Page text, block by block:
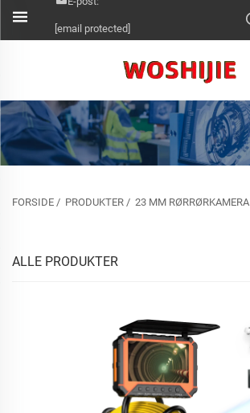
[email protected]
FORSIDE / PRODUKTER / 23 MM RØRRØRKAMERA
ALLE PRODUKTER